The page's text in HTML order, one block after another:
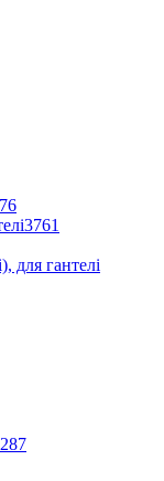
3761
для гантелі
287